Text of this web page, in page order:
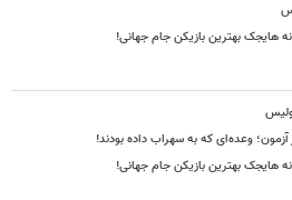
هایجک بهترین بازیکن جام جهانی!
وعده‌ای که به سهراب داده بودند!
هایجک بهترین بازیکن جام جهانی!